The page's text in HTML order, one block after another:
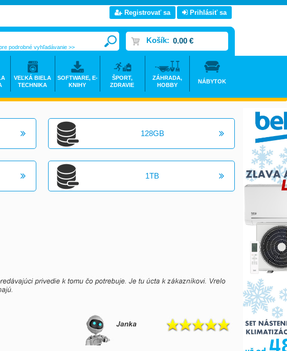
128GB
1TB
Registrovať sa Prihlásiť sa
Košík: 0.00 €
podrobné vyhľadávanie >>
VEĽKÁ BIELA
TECHNIKA
SOFTWARE, E-
KNIHY
ŠPORT,
ZDRAVIE
ZÁHRADA,
HOBBY
NÁBYTOK